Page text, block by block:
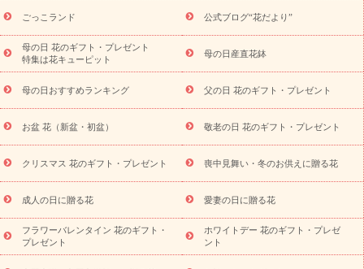
ら探す
お祝いの花特集 当日配達特急便 お祝い商品一覧
念日
結婚祝い 出産祝い 退院祝い・快気祝い
寿祝い
プチギフト ペットのお祝いフラワー
供え・お悔やみ商品一覧
お供え・お悔やみの花
四十九日法要以
降に贈る花
通夜・葬儀に贈る花
お供え お花とセットギフト
お供え プリザーブドフラワー
ペットのお供えフラワー
お盆（新
盆・初盆）
その他 お祝い返し お見舞い
お取り寄せギフト
ビジネス用
ご自宅用 観葉植物 ミディ胡蝶蘭
プリザーブ
ドフラワー
スタイルから探す アレンジメント 花束
スタ
ンド花
お祝い お供え・お悔やみ 胡蝶蘭 胡蝶蘭・花鉢
ディ胡蝶蘭・お祝い
ミディ胡蝶蘭・お供え
世界初の青色胡蝶蘭
観葉植物
観葉植物 産直多肉植物
プリザーブドフラワー
お祝い
お供え・お悔やみ 花とセットギフト
セミオーダー
ごっこランド 公式ブログ“花だより”
母の日 花のギフト・プレゼント
特集は花キューピット
母の日産直花鉢
母の日おすすめランキング 父の日 花のギフト・プレゼント
お盆 花（新盆・初盆） 敬老の日 花のギフト・プレゼント
クリスマス 花のギフト・プレゼント 喪中見舞い・冬のお供えに贈る花
成人の日に贈る花 愛妻の日に贈る花
フラワーバレンタイン 花のギフト・
プレゼント
ホワイトデー 花のギフト・プレゼ
ント